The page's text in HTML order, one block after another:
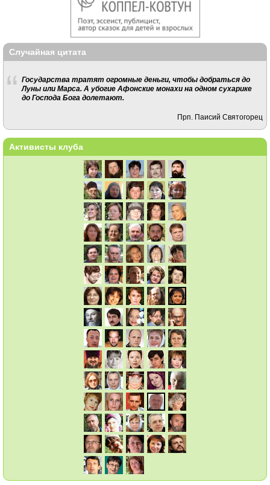
Случайная цитата
Государства тратят огромные деньги, чтобы добраться до
Луны или Марса. А убогие Афонские монахи на одном сухарике
до Господа Бога долетают.
Прп. Паисий Святогорец
Активисты клуба